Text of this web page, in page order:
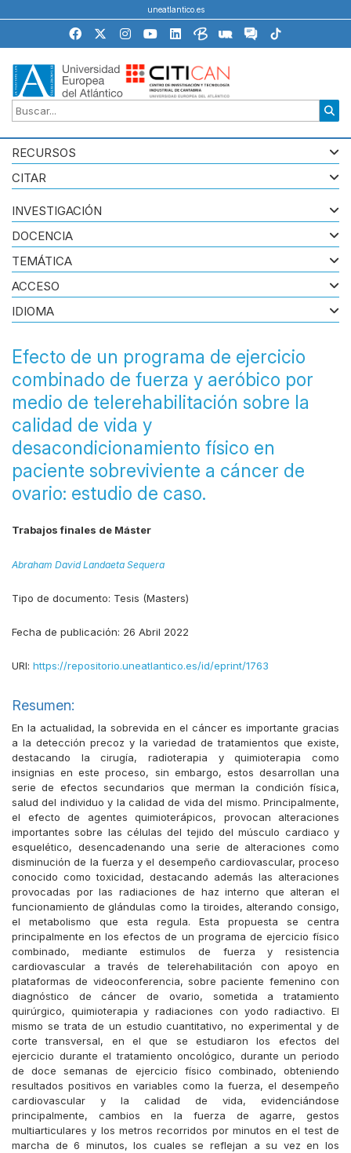
uneatlantico.es
RECURSOS
CITAR
Efecto de un programa de ejercicio
combinado de fuerza y aeróbico por
medio de telerehabilitación sobre la
calidad de vida y
desacondicionamiento físico en
paciente sobreviviente a cáncer de
ovario: estudio de caso.
Trabajos finales de Máster
Abraham David Landaeta Sequera
Tipo de documento: Tesis (Masters)
Fecha de publicación: 26 Abril 2022
URI: https://repositorio.uneatlantico.es/id/eprint/1763
Resumen:
En la actualidad, la sobrevida en el cáncer es importante gracias
a la detección precoz y la variedad de tratamientos que existe,
destacando la cirugía, radioterapia y quimioterapia como
insignias en este proceso, sin embargo, estos desarrollan una
serie de efectos secundarios que merman la condición física,
salud del individuo y la calidad de vida del mismo. Principalmente,
el efecto de agentes quimioterápicos, provocan alteraciones
importantes sobre las células del tejido del músculo cardiaco y
esquelético, desencadenando una serie de alteraciones como
disminución de la fuerza y el desempeño cardiovascular, proceso
conocido como toxicidad, destacando además las alteraciones
provocadas por las radiaciones de haz interno que alteran el
funcionamiento de glándulas como la tiroides, alterando consigo,
el metabolismo que esta regula. Esta propuesta se centra
principalmente en los efectos de un programa de ejercicio físico
combinado, mediante estimulos de fuerza y resistencia
cardiovascular a través de telerehabilitación con apoyo en
plataformas de videoconferencia, sobre paciente femenino con
diagnóstico de cáncer de ovario, sometida a tratamiento
quirúrgico, quimioterapia y radiaciones con yodo radiactivo. El
mismo se trata de un estudio cuantitativo, no experimental y de
corte transversal, en el que se estudiaron los efectos del
ejercicio durante el tratamiento oncológico, durante un periodo
de doce semanas de ejercicio físico combinado, obteniendo
resultados positivos en variables como la fuerza, el desempeño
cardiovascular y la calidad de vida, evidenciándose
principalmente, cambios en la fuerza de agarre, gestos
multiarticulares y los metros recorridos por minutos en el test de
marcha de 6 minutos, los cuales se reflejan a su vez en los
INVESTIGACIÓN
DOCENCIA
TEMÁTICA
ACCESO
IDIOMA